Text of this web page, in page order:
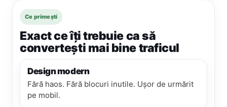
Ce primești
Exact ce îți trebuie ca să
convertești mai bine traficul
Design modern
Fără haos. Fără blocuri inutile. Ușor de urmărit
pe mobil.